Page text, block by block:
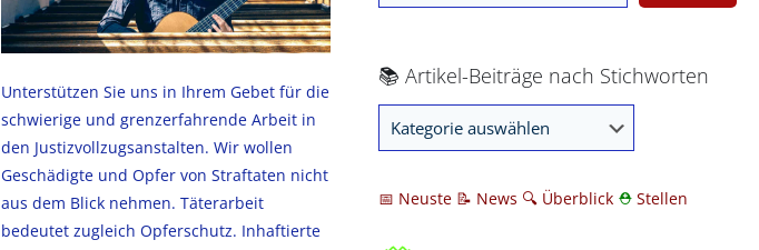
Unterstützen Sie uns in Ihrem Gebet für die
schwierige und grenzerfahrende Arbeit in
den Justizvollzugsanstalten. Wir wollen
Geschädigte und Opfer von Straftaten nicht
aus dem Blick nehmen. Täterarbeit
bedeutet zugleich Opferschutz. Inhaftierte
📚 Artikel-Beiträge nach Stichworten
📅 Neuste 📝 News 🔍 Überblick ⛑ Stellen